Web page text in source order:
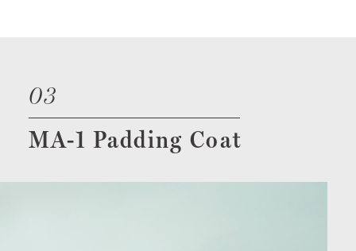
03
MA-1 Padding Coat